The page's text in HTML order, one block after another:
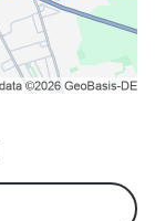
Brillen 2